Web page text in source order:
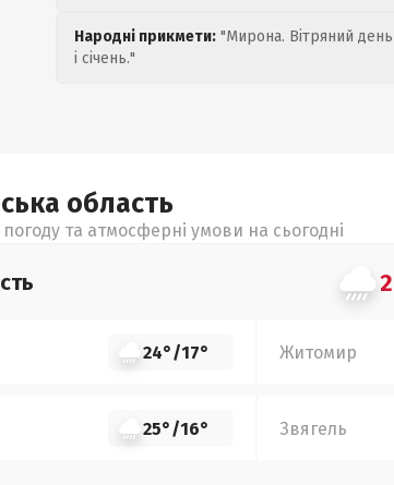
Народні прикмети: "Мирона. Вітряний
і січень."
область
та атмосферні умови на сьогодні
24°/17° Житомир
25°/16° Звягель